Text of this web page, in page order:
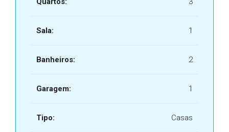
Sala: 1
Banheiros: 2
Garagem: 1
Tipo: Casas